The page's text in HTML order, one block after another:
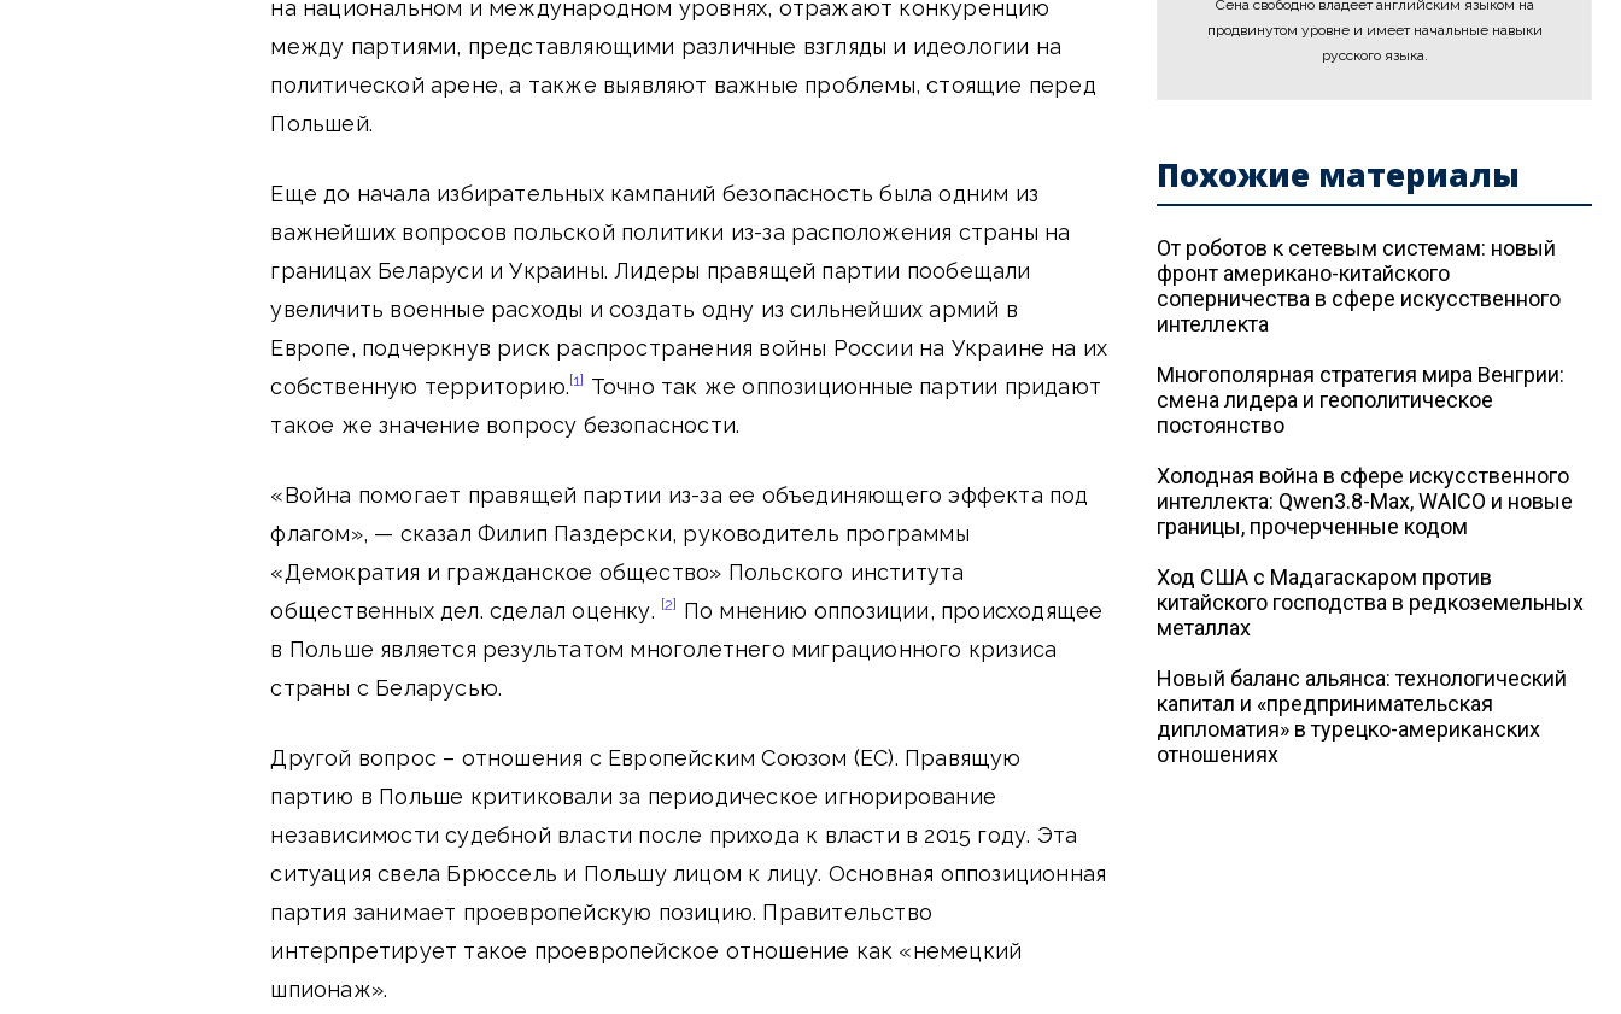
на национальном и международном уровнях, отражают конкуренцию
между партиями, представляющими различные взгляды и идеологии на
политической арене, а также выявляют важные проблемы, стоящие перед
Польшей.
Еще до начала избирательных кампаний безопасность была одним из
важнейших вопросов польской политики из-за расположения страны на
границах Беларуси и Украины. Лидеры правящей партии пообещали
увеличить военные расходы и создать одну из сильнейших армий в
Европе, подчеркнув риск распространения войны России на Украине на их
собственную территорию.[1] Точно так же оппозиционные партии придают
такое же значение вопросу безопасности.
«Война помогает правящей партии из-за ее объединяющего эффекта под
флагом», — сказал Филип Паздерски, руководитель программы
«Демократия и гражданское общество» Польского института
общественных дел. сделал оценку. [2] По мнению оппозиции, происходящее
в Польше является результатом многолетнего миграционного кризиса
страны с Беларусью.
Другой вопрос – отношения с Европейским Союзом (ЕС). Правящую
партию в Польше критиковали за периодическое игнорирование
независимости судебной власти после прихода к власти в 2015 году. Эта
ситуация свела Брюссель и Польшу лицом к лицу. Основная оппозиционная
партия занимает проевропейскую позицию. Правительство
интерпретирует такое проевропейское отношение как «немецкий
шпионаж».
Сена свободно владеет английским языком на
продвинутом уровне и имеет начальные навыки
русского языка.
Похожие материалы
От роботов к сетевым системам: новый
фронт американо-китайского
соперничества в сфере искусственного
интеллекта
Многополярная стратегия мира Венгрии:
смена лидера и геополитическое
постоянство
Холодная война в сфере искусственного
интеллекта: Qwen3.8-Max, WAICO и новые
границы, прочерченные кодом
Ход США с Мадагаскаром против
китайского господства в редкоземельных
металлах
Новый баланс альянса: технологический
капитал и «предпринимательская
дипломатия» в турецко-американских
отношениях